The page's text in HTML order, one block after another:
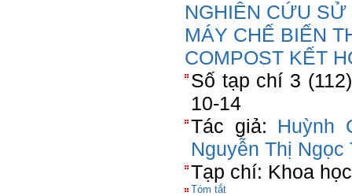
NGHIÊN CỨU SỬ
MÁY CHẾ BIẾN
COMPOST KẾT
Số tạp chí 3
10-14
Tác giả: Huỳnh
Nguyễn Thị Ngọc
Tạp chí: Khoa
Tóm tắt